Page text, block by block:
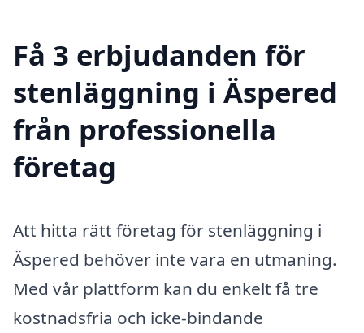
Få 3 erbjudanden för
stenläggning i Äspered
från professionella
företag
Att hitta rätt företag för stenläggning i
Äspered behöver inte vara en utmaning.
Med vår plattform kan du enkelt få tre
kostnadsfria och icke-bindande